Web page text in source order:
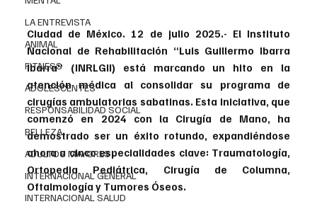
LA ENTREVISTA
ANIMAL
FITNESS
ADOLESCENTES
RESPONSABILIDAD SOCIAL
BELLEZA
ADULTOS MAYORES
INTERNACIONAL GENERAL
INTERNACIONAL SALUD
Ciudad de México. 12 de julio 2025.- El Instituto
Nacional de Rehabilitación “Luis Guillermo Ibarra
Ibarra” (INRLGII) está marcando un hito en la
atención médica al consolidar su programa de
cirugías ambulatorias sabatinas. Esta iniciativa, que
comenzó en 2024 con la Cirugía de Mano, ha
demostrado ser un éxito rotundo, expandiéndose
ahora a cinco especialidades clave: Traumatología,
Ortopedia Pediátrica, Cirugía de Columna,
Oftalmología y Tumores Óseos.